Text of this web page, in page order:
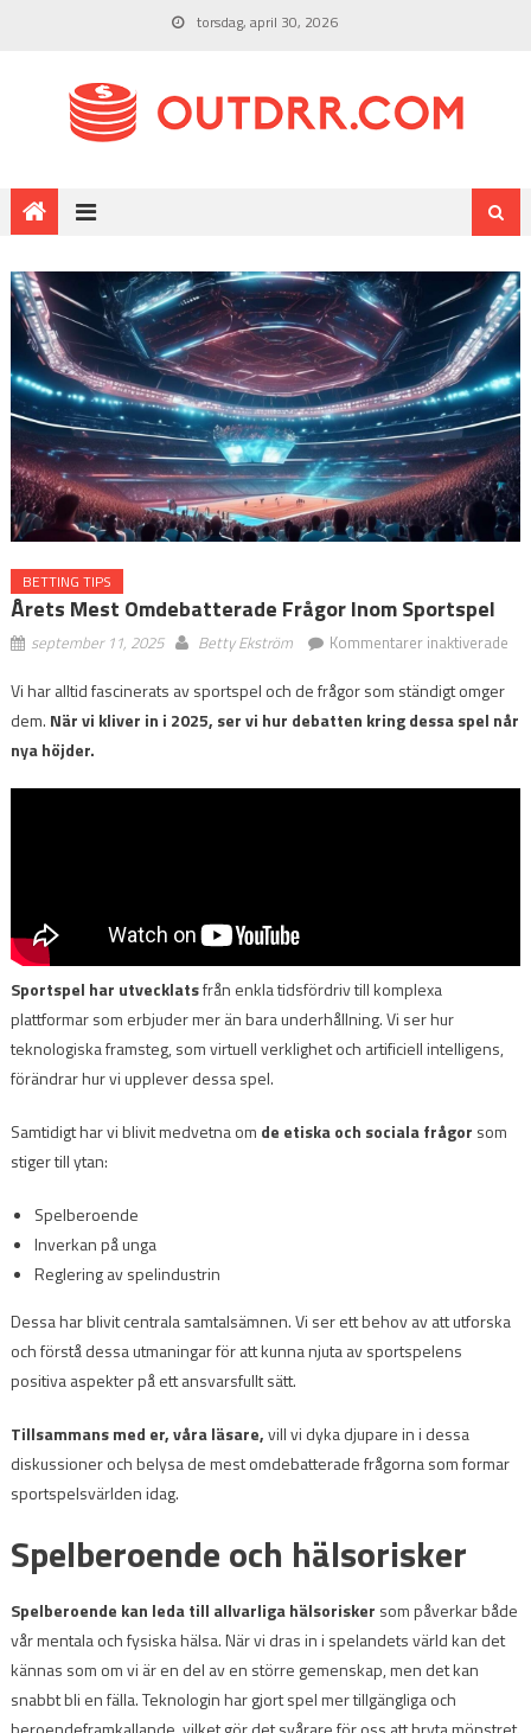
torsdag, april 30, 2026
BETTING TIPS
Årets Mest Omdebatterade Frågor Inom Sportspel
september 11, 2025 Betty Ekström Kommentarer inaktiveradeför
Vi har alltid fascinerats av sportspel och de frågor som ständigt omger
dem. När vi kliver in i 2025, ser vi hur debatten kring dessa spel når
nya höjder.
Sportspel har utvecklatsfrån enkla tidsfördriv till komplexa
plattformar som erbjuder mer än bara underhållning. Vi ser hur
teknologiska framsteg, som virtuell verklighet och artificiell intelligens,
förändrar hur vi upplever dessa spel.
Samtidigt har vi blivit medvetna om de etiska och sociala frågor som
stiger till ytan:
Spelberoende
Inverkan på unga
Reglering av spelindustrin
Dessa har blivit centrala samtalsämnen. Vi ser ett behov av att utforska
och förstå dessa utmaningar för att kunna njuta av sportspelens
positiva aspekter på ett ansvarsfullt sätt.
Tillsammans med er, våra läsare,vill vi dyka djupare in i dessa
diskussioner och belysa de mest omdebatterade frågorna som formar
sportspelsvärlden idag.
Spelberoende och hälsorisker
Spelberoende kan leda till allvarliga hälsorisker som påverkar både
vår mentala och fysiska hälsa. När vi dras in i spelandets värld kan det
kännas som om vi är en del av en större gemenskap, men det kan
snabbt bli en fälla. Teknologin har gjort spel mer tillgängliga och